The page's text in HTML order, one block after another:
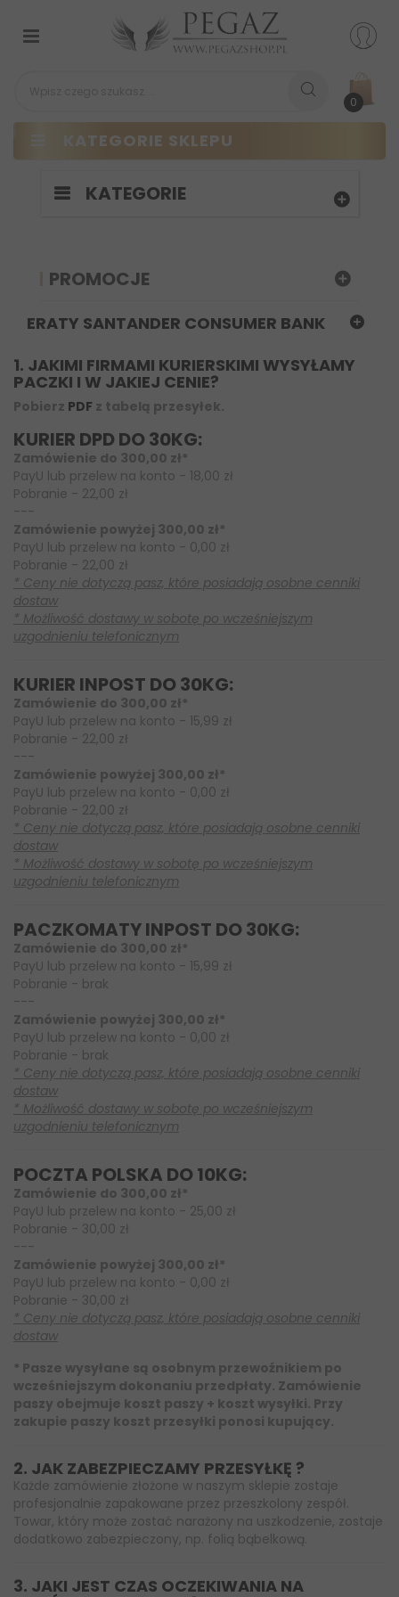
0
KATEGORIE SKLEPU
Przełącz
nawigacji
KATEGORIE
PROMOCJE
ERATY SANTANDER CONSUMER BANK
1. JAKIMI FIRMAMI KURIERSKIMI WYSYŁAMY
PACZKI I W JAKIEJ CENIE?
Pobierz PDF z tabelą przesyłek.
KURIER DPD DO 30KG:
Zamówienie do 300,00 zł*
PayU lub przelew na konto - 18,00 zł
Pobranie - 22,00 zł
---
Zamówienie powyżej 300,00 zł*
PayU lub przelew na konto - 0,00 zł
Pobranie - 22,00 zł
* Ceny nie dotyczą pasz, które posiadają osobne cenniki
dostaw
* Możliwość dostawy w sobotę po wcześniejszym
uzgodnieniu telefonicznym
KURIER INPOST DO 30KG:
Zamówienie do 300,00 zł*
PayU lub przelew na konto - 15,99 zł
Pobranie - 22,00 zł
---
Zamówienie powyżej 300,00 zł*
PayU lub przelew na konto - 0,00 zł
Pobranie - 22,00 zł
* Ceny nie dotyczą pasz, które posiadają osobne cenniki
dostaw
* Możliwość dostawy w sobotę po wcześniejszym
uzgodnieniu telefonicznym
PACZKOMATY INPOST DO 30KG:
Zamówienie do 300,00 zł*
PayU lub przelew na konto - 15,99 zł
Pobranie - brak
---
Zamówienie powyżej 300,00 zł*
PayU lub przelew na konto - 0,00 zł
Pobranie - brak
* Ceny nie dotyczą pasz, które posiadają osobne cenniki
dostaw
* Możliwość dostawy w sobotę po wcześniejszym
uzgodnieniu telefonicznym
POCZTA POLSKA DO 10KG:
Zamówienie do 300,00 zł*
PayU lub przelew na konto - 25,00 zł
Pobranie - 30,00 zł
---
Zamówienie powyżej 300,00 zł*
PayU lub przelew na konto - 0,00 zł
Pobranie - 30,00 zł
* Ceny nie dotyczą pasz, które posiadają osobne cenniki
dostaw
* Pasze wysyłane są osobnym przewoźnikiem po
wcześniejszym dokonaniu przedpłaty. Zamówienie
paszy obejmuje koszt paszy + koszt wysyłki. Przy
zakupie paszy koszt przesyłki ponosi kupujący.
2. JAK ZABEZPIECZAMY PRZESYŁKĘ ?
Każde zamówienie złożone w naszym sklepie zostaje
profesjonalnie zapakowane przez przeszkolony zespół.
Towar, który może zostać narażony na uszkodzenie, zostaje
dodatkowo zabezpieczony, np. folią bąbelkową.
3. JAKI JEST CZAS OCZEKIWANIA NA